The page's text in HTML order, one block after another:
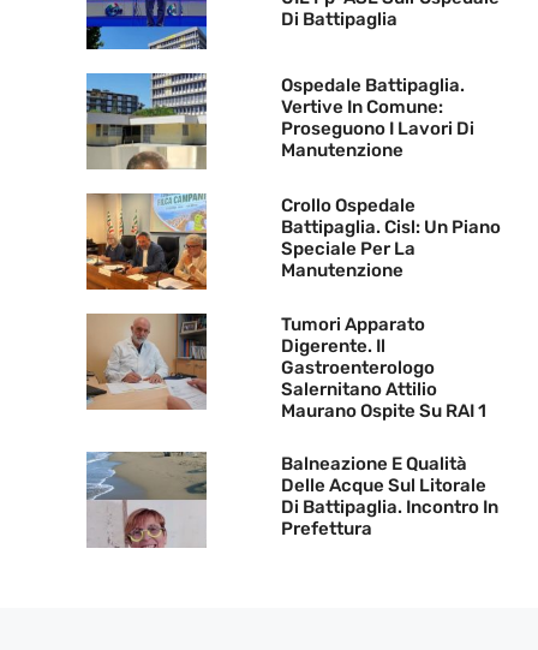
Di Battipaglia
Ospedale Battipaglia.
Vertive In Comune:
Proseguono I Lavori Di
Manutenzione
Crollo Ospedale
Battipaglia. Cisl: Un Piano
Speciale Per La
Manutenzione
Tumori Apparato
Digerente. Il
Gastroenterologo
Salernitano Attilio
Maurano Ospite Su RAI 1
Balneazione E Qualità
Delle Acque Sul Litorale
Di Battipaglia. Incontro In
Prefettura